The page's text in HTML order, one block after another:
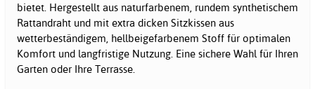
bietet. Hergestellt aus naturfarbenem, rundem synthetischem
Rattandraht und mit extra dicken Sitzkissen aus
wetterbeständigem, hellbeigefarbenem Stoff für optimalen
Komfort und langfristige Nutzung. Eine sichere Wahl für Ihren
Garten oder Ihre Terrasse.